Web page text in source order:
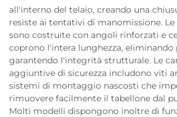
all'interno del telaio, creando una
resiste ai tentativi di manomissione.
sono costruite con angoli rinforzati e
coprono l'intera lunghezza,
garantendo l'integrità strutturale. Le
aggiuntive di sicurezza includono viti
sistemi di montaggio nascosti che
rimuovere facilmente il tabellone dal
Molti modelli dispongono inoltre di